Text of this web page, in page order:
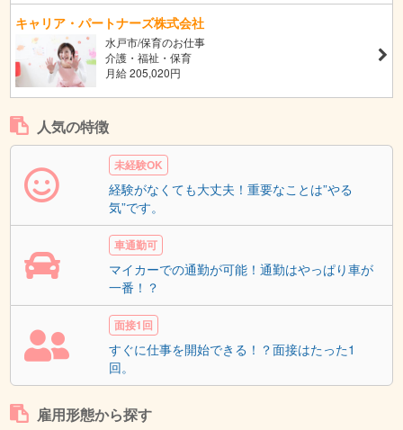
キャリア・パートナーズ株式会社
水戸市/保育のお仕事
介護・福祉・保育
月給 205,020円
人気の特徴
未経験OK
経験がなくても大丈夫！重要なことは”やる
気”です。
車通勤可
マイカーでの通勤が可能！通勤はやっぱり車が
一番！？
面接1回
すぐに仕事を開始できる！？面接はたった1
回。
雇用形態から探す